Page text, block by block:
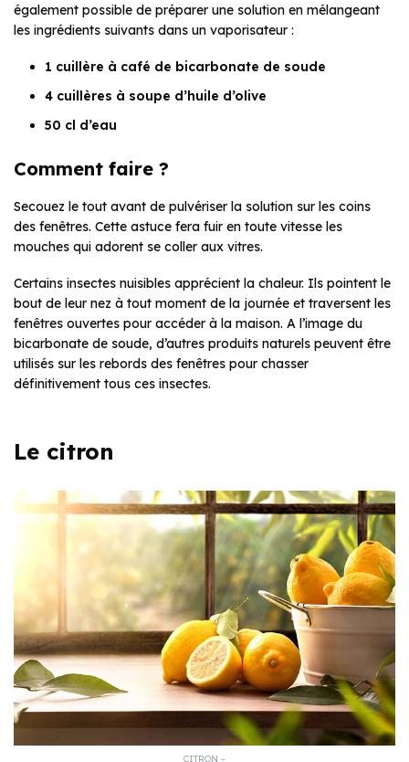
également possible de préparer une solution en mélangeant
les ingrédients suivants dans un vaporisateur :
1 cuillère à café de bicarbonate de soude
4 cuillères à soupe d’huile d’olive
50 cl d’eau
Comment faire ?
Secouez le tout avant de pulvériser la solution sur les coins
des fenêtres. Cette astuce fera fuir en toute vitesse les
mouches qui adorent se coller aux vitres.
Certains insectes nuisibles apprécient la chaleur. Ils pointent le
bout de leur nez à tout moment de la journée et traversent les
fenêtres ouvertes pour accéder à la maison. A l’image du
bicarbonate de soude, d’autres produits naturels peuvent être
utilisés sur les rebords des fenêtres pour chasser
définitivement tous ces insectes.
Le citron
CITRON –